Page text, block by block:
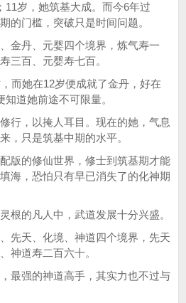
11岁，她筑基大成。而今6年过
的门槛，突破只是时间问题。
金丹、元婴四个境界，炼气寿一
三百、元婴寿七百。
而她在12岁便成就了金丹，好在
道她前途不可限量。
行，以掩人耳目。现在的她，气息
，只是筑基中期的水平。
版的修仙世界，修士到筑基期才能
海，恐怕只有早已消失了的化神期
根的凡人中，武道发展十分兴盛。
先天、化境、神道四个境界，先天
神道寿二百六十。
最强的神道高手，其实力也不过与